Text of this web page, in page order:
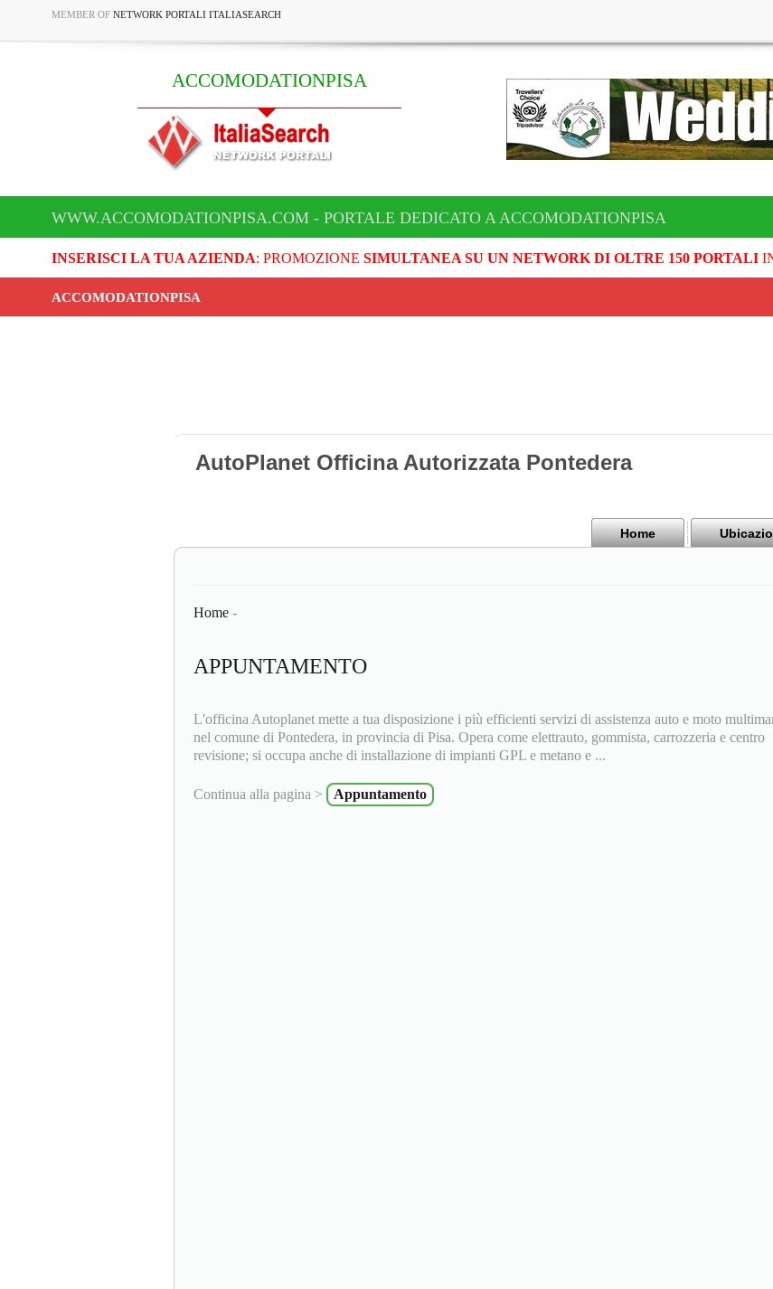
MEMBER OF NETWORK PORTALI ITALIASEARCH
ACCOMODATIONPISA
WWW.ACCOMODATIONPISA.COM - PORTALE DEDICATO A ACCOMODATIONPISA
INSERISCI LA TUA AZIENDA: PROMOZIONE SIMULTANEA SU UN NETWORK DI OLTRE 150 PORTALI
ACCOMODATIONPISA
AutoPlanet Officina Autorizzata Pontedera
Home
Home -
APPUNTAMENTO
L'officina Autoplanet mette a tua disposizione i più efficienti servizi di assistenza auto e moto
nel comune di Pontedera, in provincia di Pisa. Opera come elettrauto, gommista, carrozzeria e centro
revisione; si occupa anche di installazione di impianti GPL e metano e ...
Continua alla pagina > Appuntamento